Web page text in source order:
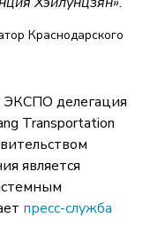
Краснодарского
ЭКСПО делегация
Transportation
является
пресс-служба